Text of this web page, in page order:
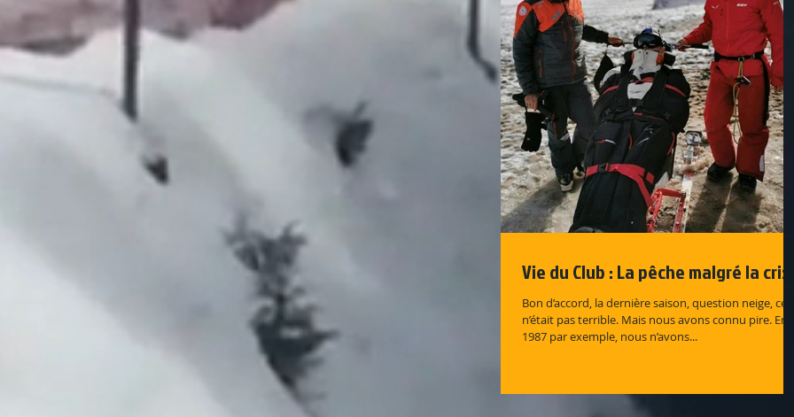
Vie du Club : La pêche malgré la
Bon d’accord, la dernière saison, question neige, ce
n’était pas terrible. Mais nous avons connu pire. En
1987 par exemple, nous n’avons...